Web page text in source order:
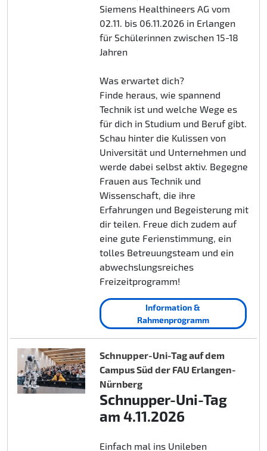
Siemens Healthineers AG vom
02.11. bis 06.11.2026 in Erlangen
für Schülerinnen zwischen 15-18
Jahren
Was erwartet dich?
Finde heraus, wie spannend
Technik ist und welche Wege es
für dich in Studium und Beruf gibt.
Schau hinter die Kulissen von
Universität und Unternehmen und
werde dabei selbst aktiv. Begegne
Frauen aus Technik und
Wissenschaft, die ihre
Erfahrungen und Begeisterung mit
dir teilen. Freue dich zudem auf
eine gute Ferienstimmung, ein
tolles Betreuungsteam und ein
abwechslungsreiches
Freizeitprogramm!
Information &
Rahmenprogramm
Schnupper-Uni-Tag auf dem
Campus Süd der FAU Erlangen-
Nürnberg
Schnupper-Uni-Tag
am 4.11.2026
Einfach mal ins Unileben